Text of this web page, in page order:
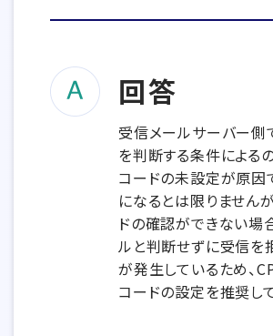
回答
受信メールサーバー側
を判断する条件による
コードの未設定が原因
になるとは限りません
ドの確認ができない場
ルと判断せずに受信を
が発生しているため、
コードの設定を推奨し